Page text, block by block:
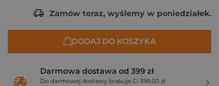
Zamów teraz, wyślemy w poniedziałek.
DODAJ DO KOSZYKA
Darmowa dostawa od 399 zł
Do darmowej dostawy brakuje Ci 399,00 zł